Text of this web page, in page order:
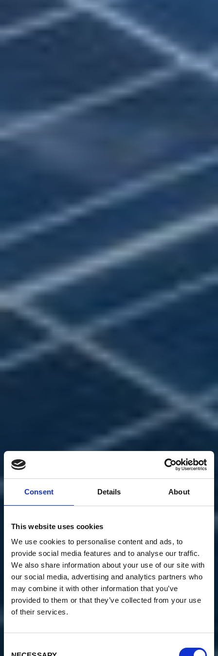
Consent Details About
This website uses cookies
We use cookies to personalise content and ads, to
provide social media features and to analyse our traffic.
We also share information about your use of our site with
our social media, advertising and analytics partners who
may combine it with other information that you’ve
provided to them or that they’ve collected from your use
of their services.